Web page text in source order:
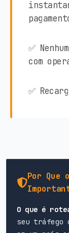
✅
com
✅
Por Que
O que é
seu tráfego